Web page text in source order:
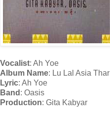
Vocalist: Ah Yoe
Album Name: Lu Lal Asia Thar
Lyric: Ah Yoe
Band : Oasis
Production: Gita Kabyar